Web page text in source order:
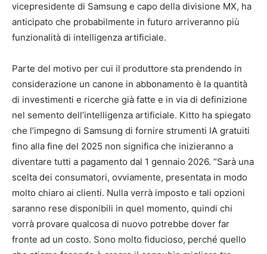
vicepresidente di Samsung e capo della divisione MX, ha
anticipato che probabilmente in futuro arriveranno più
funzionalità di intelligenza artificiale.
Parte del motivo per cui il produttore sta prendendo in
considerazione un canone in abbonamento è la quantità
di investimenti e ricerche già fatte e in via di definizione
nel semento dell’intelligenza artificiale. Kitto ha spiegato
che l’impegno di Samsung di fornire strumenti IA gratuiti
fino alla fine del 2025 non significa che inizieranno a
diventare tutti a pagamento dal 1 gennaio 2026. “Sarà una
scelta dei consumatori, ovviamente, presentata in modo
molto chiaro ai clienti. Nulla verrà imposto e tali opzioni
saranno rese disponibili in quel momento, quindi chi
vorrà provare qualcosa di nuovo potrebbe dover far
fronte ad un costo. Sono molto fiducioso, perché quello